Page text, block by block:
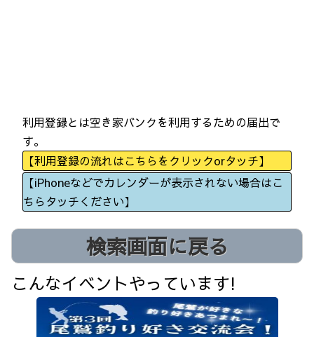
利用登録とは空き家バンクを利用するための届出で
す。
【利用登録の流れはこちらをクリックorタッチ】
【iPhoneなどでカレンダーが表示されない場合はこ
ちらタッチください】
検索画面に戻る
こんなイベントやっています!